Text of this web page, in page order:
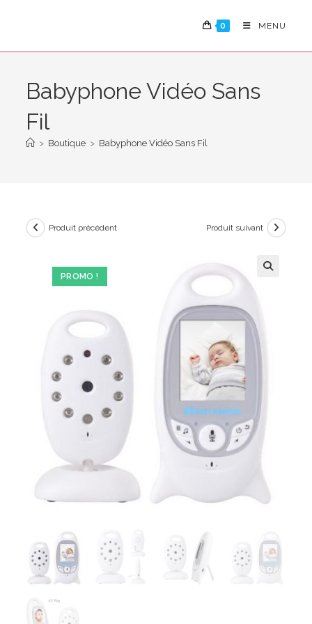
0 MENU
Babyphone Vidéo Sans
Fil
> Boutique > Babyphone Vidéo Sans Fil
PROMO !
Produit précédent Produit suivant